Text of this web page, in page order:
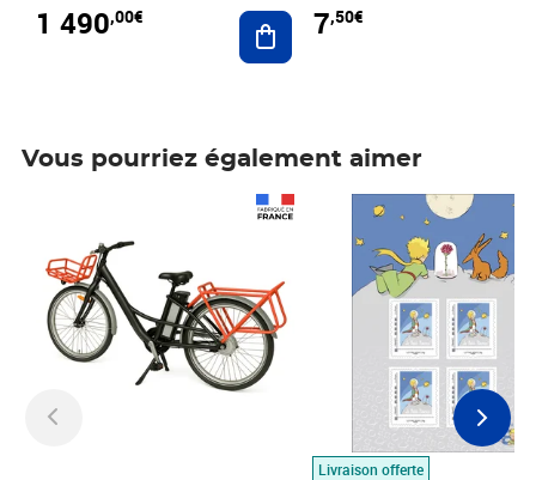
1 490,00€ Ajouter au panier
7,50€
Vous pourriez également aimer
Livraison offerte
Prix 7,50€